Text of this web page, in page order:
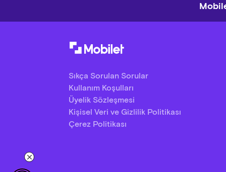
Sıkça Sorulan Sorular
Kullanım Koşulları
Üyelik Sözleşmesi
Kişisel Veri ve Gizlilik Politikası
Çerez Politikası